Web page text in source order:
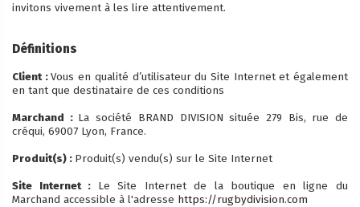
invitons vivement à les lire attentivement.
Définitions
Client :Vous en qualité d’utilisateur du Site Internet et également
en tant que destinataire de ces conditions
Marchand : La société BRAND DIVISION située 279 Bis, rue de
créqui, 69007 Lyon, France.
Produit(s) : Produit(s) vendu(s) sur le Site Internet
Site Internet : Le Site Internet de la boutique en ligne du
Marchand accessible à l'adresse https://rugbydivision.com